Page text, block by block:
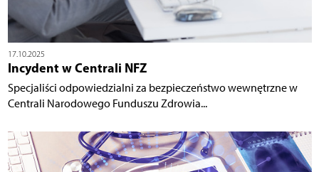
17.10.2025
Incydent w Centrali NFZ
Specjaliści odpowiedzialni za bezpieczeństwo wewnętrzne w
Centrali Narodowego Funduszu Zdrowia...